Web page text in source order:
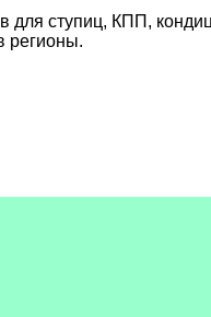
ступиц, КПП,
регионы.